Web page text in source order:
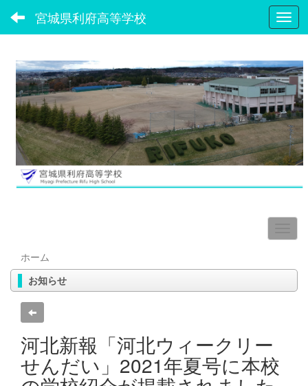
宮城県利府高等学校
ホーム
お知らせ
河北新報「河北ウィークリー
せんだい」2021年夏号に本校